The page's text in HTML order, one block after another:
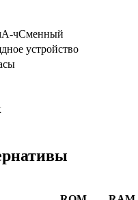
чСменный
устройство